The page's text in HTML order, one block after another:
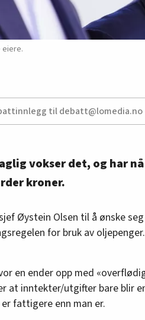
til debatt@lomedia.no
vokser det, og har nå
kroner.
Øystein Olsen til å ønske
for bruk av oljepenger.
en ender opp med
at inntekter/utgifter bare blir
fattigere enn man er.